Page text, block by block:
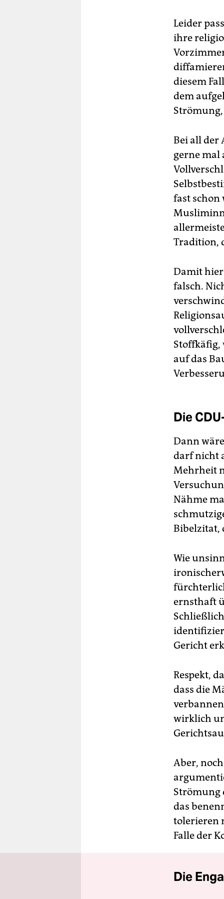
Leider
ihre
diesem
dem
Bei all der
gerne mal
fast schon
Tradition,
Damit hier
falsch.
Stoffkäfig,
auf das
Die
Dann
darf nicht
Mehrheit
Nähme
Bibelzitat,
Wie
ernsthaft
Gericht
Respekt,
dass die
wirklich
Aber,
Strömung
das
tolerieren
Falle der
Die